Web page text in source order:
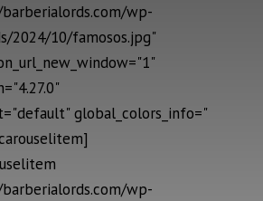
wp-
2024/10/famosos.jpg"
global_colors_info="
wp-